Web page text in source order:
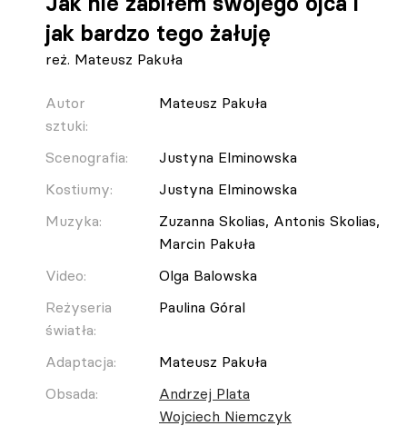
jak bardzo tego żałuję
reż. Mateusz Pakuła
Autor
sztuki:
Mateusz Pakuła
Scenografia:
Justyna Elminowska
Kostiumy:
Justyna Elminowska
Muzyka:
Zuzanna Skolias, Antonis Skolias,
Marcin Pakuła
Video:
Olga Balowska
Reżyseria
światła:
Paulina Góral
Adaptacja:
Mateusz Pakuła
Obsada:
Andrzej Plata
Wojciech Niemczyk